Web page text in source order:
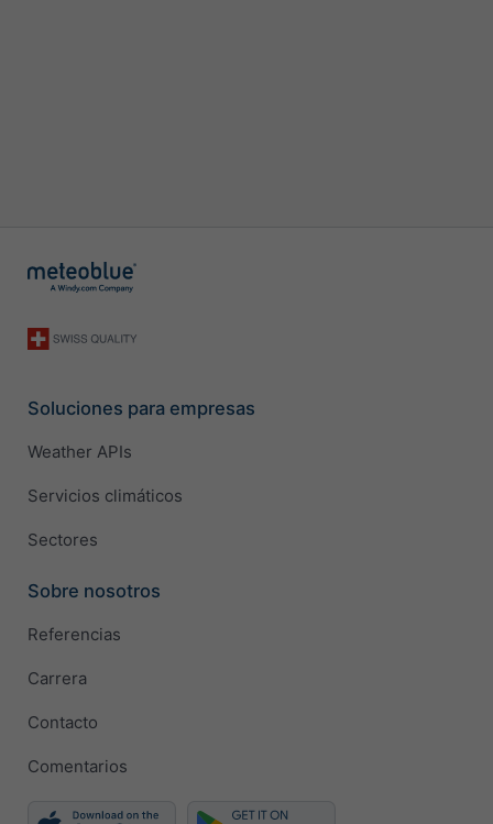
Soluciones para empresas
Weather APIs
Servicios climáticos
Sectores
Sobre nosotros
Referencias
Carrera
Contacto
Comentarios